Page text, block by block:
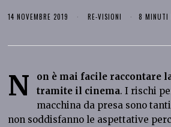
14 NOVEMBRE 2019 RE-VISIONI 8 MINUTI
N
on è mai facile raccontare
tramite il cinema. I rischi
macchina da presa sono
non soddisfanno le aspettative